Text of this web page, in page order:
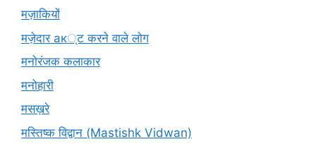
मज़ाकियों
मज़ेदार ак्ट करने वाले लोग
मनोरंजक कलाकार
मनोहारी
मसख़रे
मस्तिष्क विद्वान (Mastishk Vidwan)